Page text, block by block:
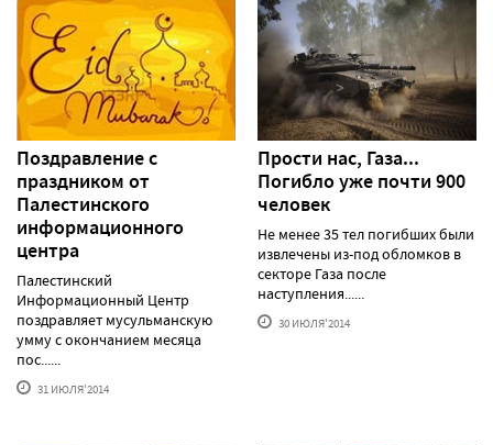
Поздравление с
праздником от
Палестинского
информационного
центра
Палестинский
Информационный Центр
поздравляет мусульманскую
умму с окончанием месяца
пос......
31 ИЮЛЯ'2014
Прости нас, Газа...
Погибло уже почти 900
человек
Не менее 35 тел погибших были
извлечены из-под обломков в
секторе Газа после
наступления......
30 ИЮЛЯ'2014